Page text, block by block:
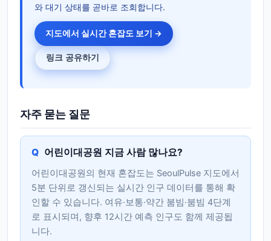
와 대기 상태를 곧바로 조회합니다.
지도에서 실시간 혼잡도 보기 →
링크 공유하기
자주 묻는 질문
어린이대공원 지금 사람 많나요?
어린이대공원의 현재 혼잡도는 SeoulPulse 지도에서
5분 단위로 갱신되는 실시간 인구 데이터를 통해 확
인할 수 있습니다. 여유·보통·약간 붐빔·붐빔 4단계
로 표시되며, 향후 12시간 예측 인구도 함께 제공됩
니다.